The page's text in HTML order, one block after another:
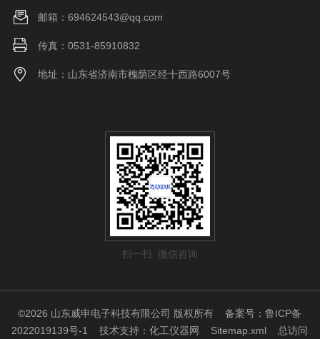
邮箱：694624543@qq.com
传真：0531-85910832
地址：山东省济南市槐荫区经十西路6007号
扫一扫 微信咨询
©2026 山东威申电子科技有限公司 版权所有备案号：鲁ICP备
2022019139号-1 技术支持：化工仪器网 Sitemap.xml 总访问